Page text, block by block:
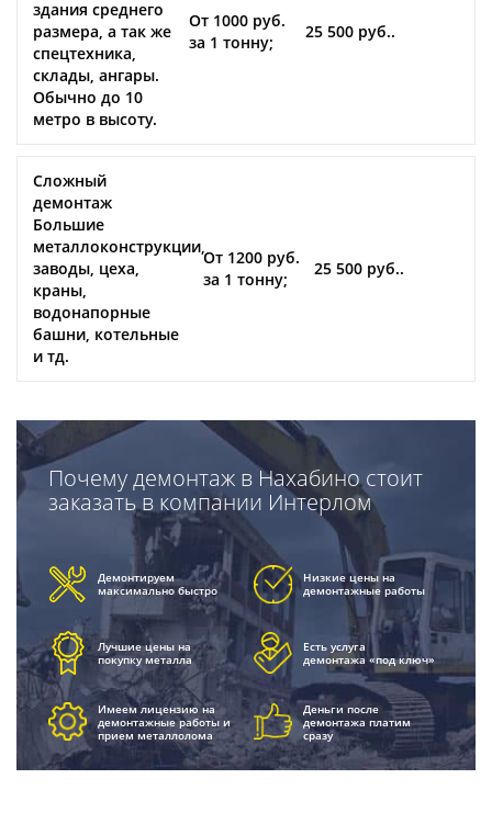
здания среднего
размера, а так же
спецтехника,
склады, ангары.
Обычно до 10
метро в высоту.
От 1000 руб.
за 1 тонну;
25 500 руб..
Сложный
демонтаж
Большие
металлоконструкции,
заводы, цеха,
краны,
водонапорные
башни, котельные
и тд.
От 1200 руб.
за 1 тонну;
25 500 руб..
Почему демонтаж в Нахабино стоит
заказать в компании Интерлом
Демонтируем
максимально быстро
Низкие цены на
демонтажные работы
Лучшие цены на
покупку металла
Есть услуга
демонтажа «под ключ»
Имеем лицензию на
демонтажные работы и
прием металлолома
Деньги после
демонтажа платим
сразу